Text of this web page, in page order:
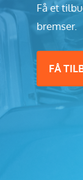
Få et
bremser.
FÅ